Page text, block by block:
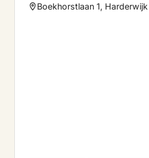
Boekhorstlaan 1, Harderwijk